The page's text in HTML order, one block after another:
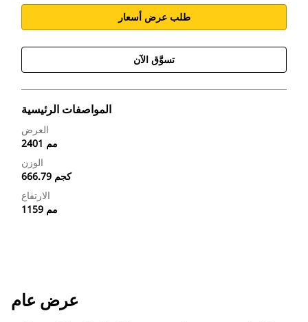
طلب عرض أسعار
تسوَّق الآن
المواصفات الرئيسية
العرض
2401 مم
الوزن
666.79 كجم
الارتفاع
1159 مم
عرض عام